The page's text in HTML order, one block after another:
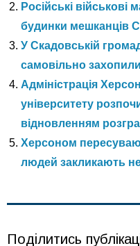
Російські
будинки мешканців
У Скадовській
самовільно
Адміністрація
університету
відновленням
Херсоном
людей закликають
Поділитись